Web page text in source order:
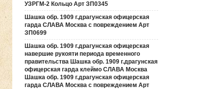
УЗРГМ-2 Кольцо Арт ЗП0345
Шашка обр. 1909 г.драгунская офицерская
гарда СЛАВА Москва с повреждением Арт
ЗП0699
Шашка обр. 1909 г.драгунская офицерская
навершие рукояти периода временного
правительства Шашка обр. 1909 г.драгунская
офицерская гарда клеймо СЛАВА Москва
Шашка обр. 1909 г.драгунская офицерская
гарда СЛАВА Москва с повреждением Арт